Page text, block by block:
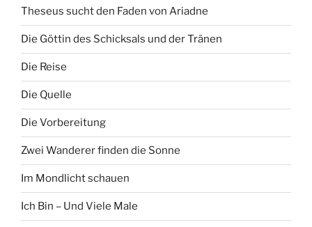
Theseus sucht den Faden von Ariadne
Die Göttin des Schicksals und der Tränen
Die Reise
Die Quelle
Die Vorbereitung
Zwei Wanderer finden die Sonne
Im Mondlicht schauen
Ich Bin – Und Viele Male